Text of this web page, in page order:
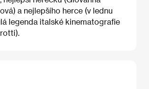
a nejlepšího herce (v lednu
legenda italské kinematografie